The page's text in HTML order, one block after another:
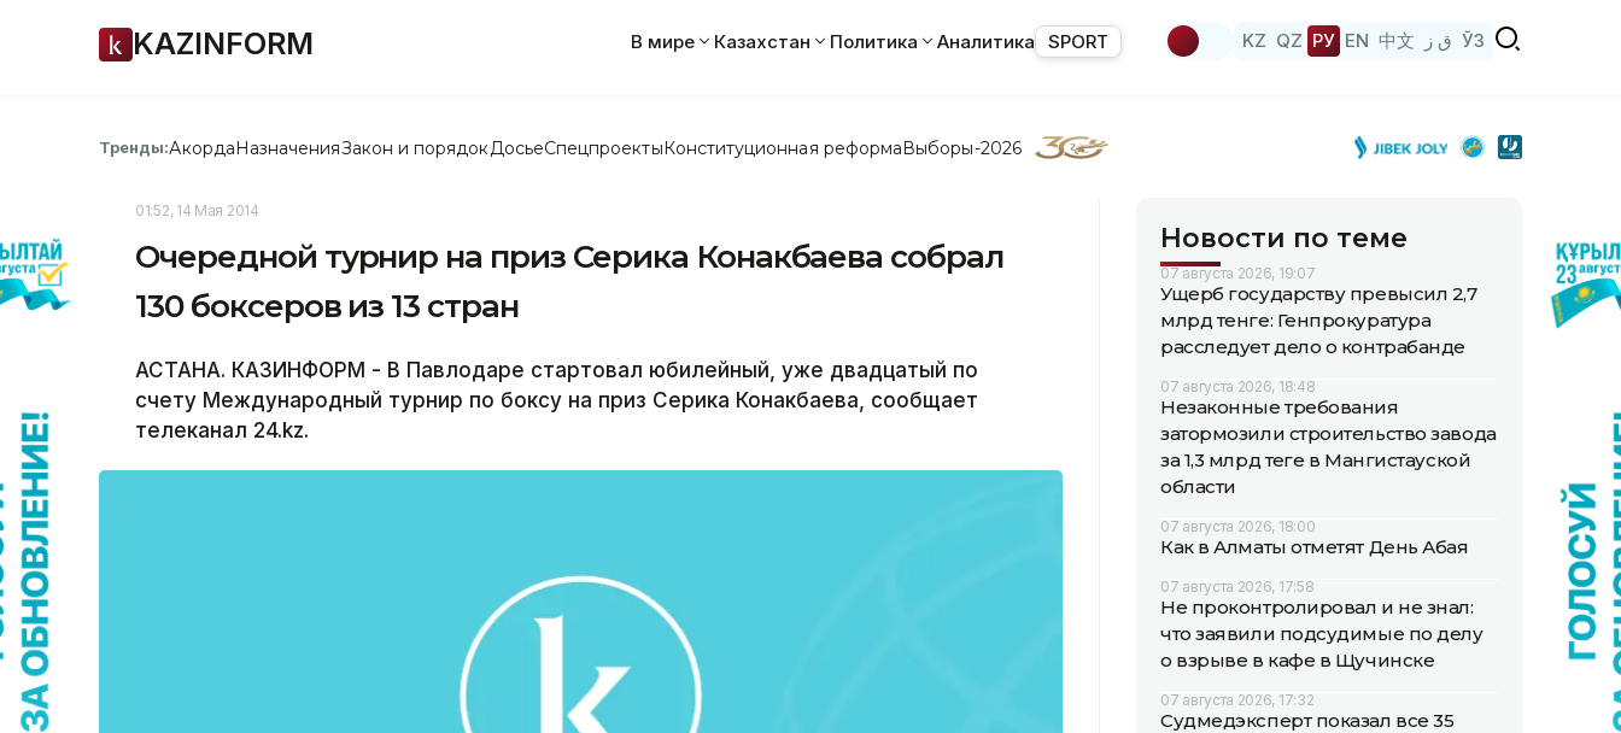
KAZINFORM В мире Казахстан Политика Аналитика SPORT KZ QZ РУ EN 中文 ق ز ЎЗ
Тренды:АкордаНазначенияЗакон и порядок ДосьеСпецпроектыКонституционная реформаВыборы-2026
01:52, 14 Мая 2014
Очередной турнир на приз Серика Конакбаева собрал
130 боксеров из 13 стран
АСТАНА. КАЗИНФОРМ - В Павлодаре стартовал юбилейный, уже двадцатый по
счету Международный турнир по боксу на приз Серика Конакбаева, сообщает
телеканал 24.kz.
Новости по теме
07 августа 2026, 19:07
Ущерб государству превысил 2,7
млрд тенге: Генпрокуратура
расследует дело о контрабанде
07 августа 2026, 18:48
Незаконные требования
затормозили строительство завода
за 1,3 млрд теңге в Мангистауской
области
07 августа 2026, 18:00
Как в Алматы отметят День Абая
07 августа 2026, 17:58
Не проконтролировал и не знал:
что заявили подсудимые по делу
о взрыве в кафе в Щучинске
07 августа 2026, 17:32
Судмедэксперт показал все 35